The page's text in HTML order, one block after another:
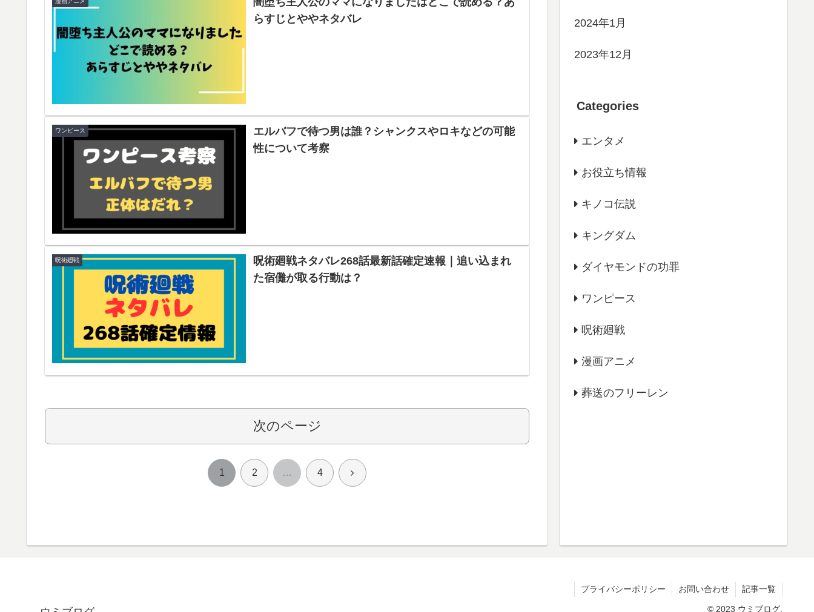
らすじとややネタバレ
ワンピース
エルバフで待つ男は誰？シャンクスやロキなどの可能
性について考察
呪術廻戦
呪術廻戦ネタバレ268話最新話確定速報｜追い込まれ
た宿儺が取る行動は？
次のページ
1 2 … 4 次
2024年1月
2023年12月
Categories
エンタメ
お役立ち情報
キノコ伝説
キングダム
ダイヤモンドの功罪
ワンピース
呪術廻戦
漫画アニメ
葬送のフリーレン
プライバシーポリシー お問い合わせ 記事一覧
© 2023 ウミブログ.